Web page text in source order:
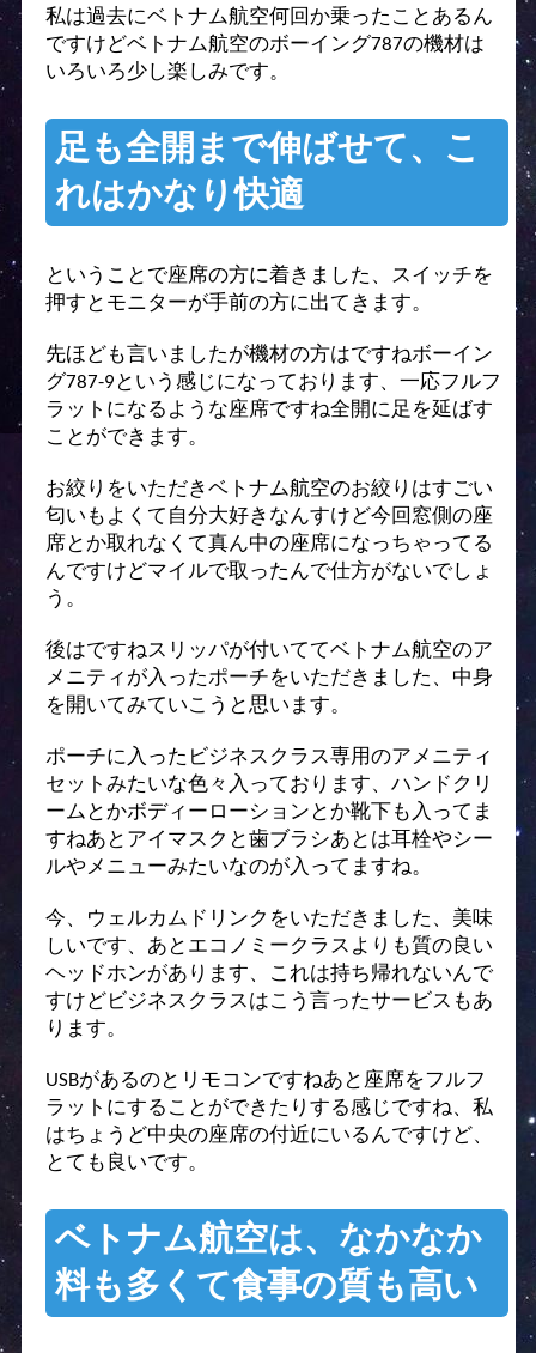
私は過去にベトナム航空何回か乗ったことあるん
ですけどベトナム航空のボーイング787の機材は
いろいろ少し楽しみです。
足も全開まで伸ばせて、こ
れはかなり快適
ということで座席の方に着きました、スイッチを
押すとモニターが手前の方に出てきます。
先ほども言いましたが機材の方はですねボーイン
グ787-9という感じになっております、一応フルフ
ラットになるような座席ですね全開に足を延ばす
ことができます。
お絞りをいただきベトナム航空のお絞りはすごい
匂いもよくて自分大好きなんすけど今回窓側の座
席とか取れなくて真ん中の座席になっちゃってる
んですけどマイルで取ったんで仕方がないでしょ
う。
後はですねスリッパが付いててベトナム航空のア
メニティが入ったポーチをいただきました、中身
を開いてみていこうと思います。
ポーチに入ったビジネスクラス専用のアメニティ
セットみたいな色々入っております、ハンドクリ
ームとかボディーローションとか靴下も入ってま
すねあとアイマスクと歯ブラシあとは耳栓やシー
ルやメニューみたいなのが入ってますね。
今、ウェルカムドリンクをいただきました、美味
しいです、あとエコノミークラスよりも質の良い
ヘッドホンがあります、これは持ち帰れないんで
すけどビジネスクラスはこう言ったサービスもあ
ります。
USBがあるのとリモコンですねあと座席をフルフ
ラットにすることができたりする感じですね、私
はちょうど中央の座席の付近にいるんですけど、
とても良いです。
ベトナム航空は、なかなか
料も多くて食事の質も高い